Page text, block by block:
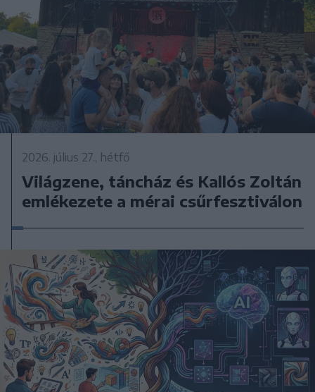
2026. július 27., hétfő
Világzene, táncház és Kallós Zoltán
emlékezete a mérai csűrfesztiválon